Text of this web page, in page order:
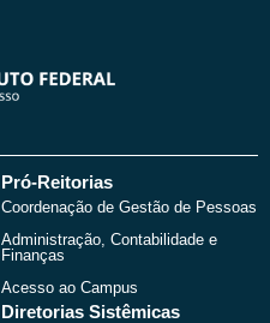
Pró-Reitorias
Coordenação de Gestão de Pessoas
Administração, Contabilidade e
Finanças
Acesso ao Campus
Diretorias Sistêmicas